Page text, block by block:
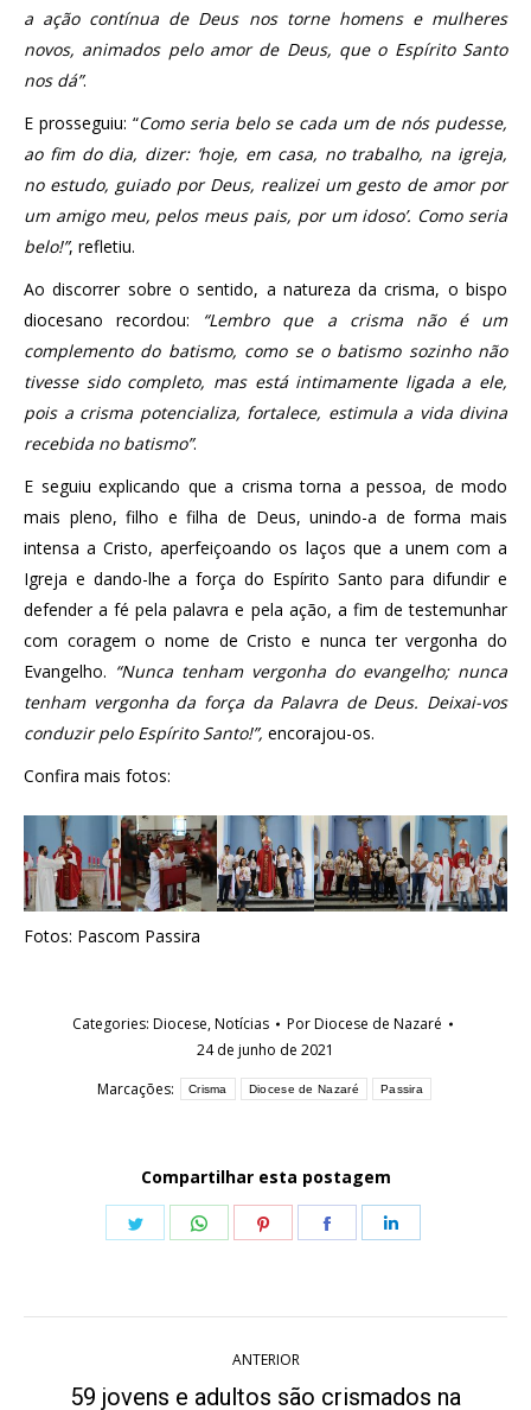
a ação contínua de Deus nos torne homens e mulheres
novos, animados pelo amor de Deus, que o Espírito Santo
nos dá”.
E prosseguiu: “Como seria belo se cada um de nós pudesse,
ao fim do dia, dizer: ‘hoje, em casa, no trabalho, na igreja,
no estudo, guiado por Deus, realizei um gesto de amor por
um amigo meu, pelos meus pais, por um idoso’. Como seria
belo!”, refletiu.
Ao discorrer sobre o sentido, a natureza da crisma, o bispo
diocesano recordou: “Lembro que a crisma não é um
complemento do batismo, como se o batismo sozinho não
tivesse sido completo, mas está intimamente ligada a ele,
pois a crisma potencializa, fortalece, estimula a vida divina
recebida no batismo”.
E seguiu explicando que a crisma torna a pessoa, de modo
mais pleno, filho e filha de Deus, unindo-a de forma mais
intensa a Cristo, aperfeiçoando os laços que a unem com a
Igreja e dando-lhe a força do Espírito Santo para difundir e
defender a fé pela palavra e pela ação, a fim de testemunhar
com coragem o nome de Cristo e nunca ter vergonha do
Evangelho. “Nunca tenham vergonha do evangelho; nunca
tenham vergonha da força da Palavra de Deus. Deixai-vos
conduzir pelo Espírito Santo!”, encorajou-os.
Confira mais fotos:
Fotos: Pascom Passira
Categories: Diocese,Notícias PorDiocese de Nazaré
24 de junho de 2021
Marcações:
Crisma Diocese de Nazaré Passira
Compartilhar esta postagem
Share
Share
Share
Share
ANTERIOR
59 jovens e adultos são crismados na